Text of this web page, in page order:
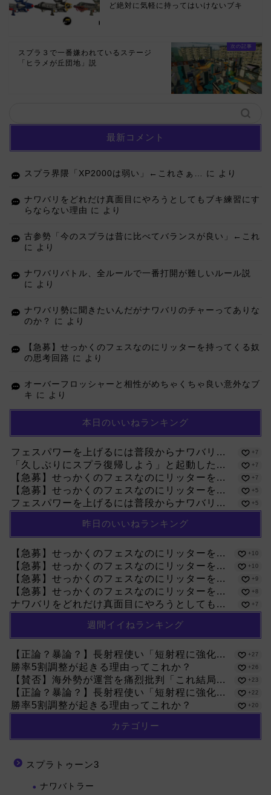
ど絶対に気軽に持ってはいけないブキ
スプラ３で一番嫌われているステージ
「ヒラメが丘団地」説
最新コメント
スプラ界隈「XP2000は弱い」←これさぁ… に より
ナワバリをどれだけ真面目にやろうとしてもブキ練習にす
らならない理由 に より
古参勢「今のスプラは昔に比べてバランスが良い」←これ
に
より
ナワバリバトル、全ルールで一番打開が難しいルール説
に
より
ナワバリ勢に聞きたいんだがナワバリのチャーってありな
のか？
に より
【急募】せっかくのフェスなのにリッターを持ってくる奴
の思考回路 に より
オーバーフロッシャーと相性がめちゃくちゃ良い意外なブ
キ に より
本日のいいねランキング
フェスパワーを上げるには普段からナワバリ... +7
「久しぶりにスプラ復帰しよう」と起動した... +7
【急募】せっかくのフェスなのにリッターを... +7
【急募】せっかくのフェスなのにリッターを... +5
フェスパワーを上げるには普段からナワバリ... +5
昨日のいいねランキング
【急募】せっかくのフェスなのにリッターを... +10
【急募】せっかくのフェスなのにリッターを... +10
【急募】せっかくのフェスなのにリッターを... +9
【急募】せっかくのフェスなのにリッターを... +8
ナワバリをどれだけ真面目にやろうとしても... +7
週間イイねランキング
【正論？暴論？】長射程使い「短射程に強化... +27
勝率5割調整が起きる理由ってこれか？ +26
【賛否】海外勢が運営を痛烈批判「これ結局... +23
【正論？暴論？】長射程使い「短射程に強化... +22
勝率5割調整が起きる理由ってこれか？ +20
カテゴリー
スプラトゥーン3
ナワバトラー